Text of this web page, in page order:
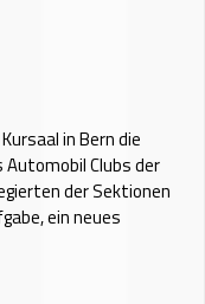
in Bern die
Clubs der
der Sektionen
ein neues